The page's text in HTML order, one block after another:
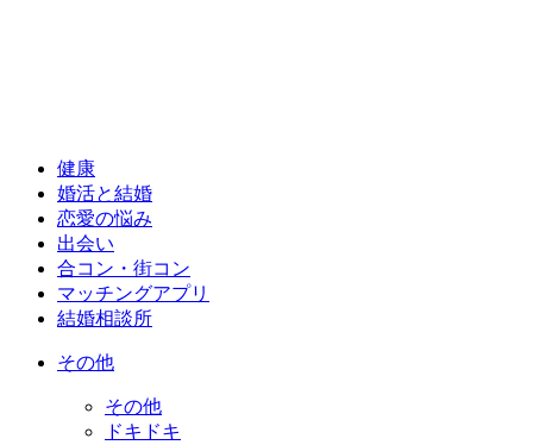
健康
婚活と結婚
恋愛の悩み
出会い
合コン・街コン
マッチングアプリ
結婚相談所
その他
その他
ドキドキ